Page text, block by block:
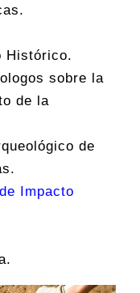
Histórico.
sobre la
de la
de
Impacto